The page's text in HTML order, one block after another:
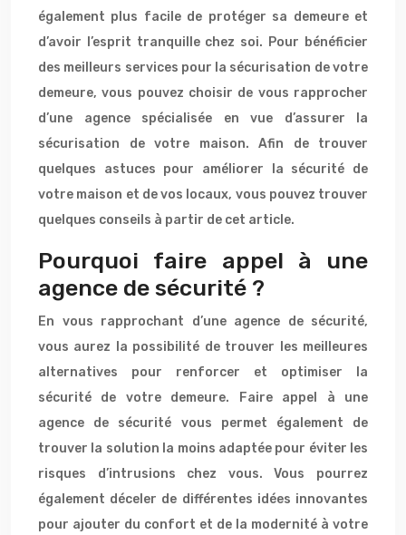
également plus facile de protéger sa demeure et
d’avoir l’esprit tranquille chez soi. Pour bénéficier
des meilleurs services pour la sécurisation de votre
demeure, vous pouvez choisir de vous rapprocher
d’une agence spécialisée en vue d’assurer la
sécurisation de votre maison. Afin de trouver
quelques astuces pour améliorer la sécurité de
votre maison et de vos locaux, vous pouvez trouver
quelques conseils à partir de cet article.
Pourquoi faire appel à une
agence de sécurité ?
En vous rapprochant d’une agence de sécurité,
vous aurez la possibilité de trouver les meilleures
alternatives pour renforcer et optimiser la
sécurité de votre demeure. Faire appel à une
agence de sécurité vous permet également de
trouver la solution la moins adaptée pour éviter les
risques d’intrusions chez vous. Vous pourrez
également déceler de différentes idées innovantes
pour ajouter du confort et de la modernité à votre